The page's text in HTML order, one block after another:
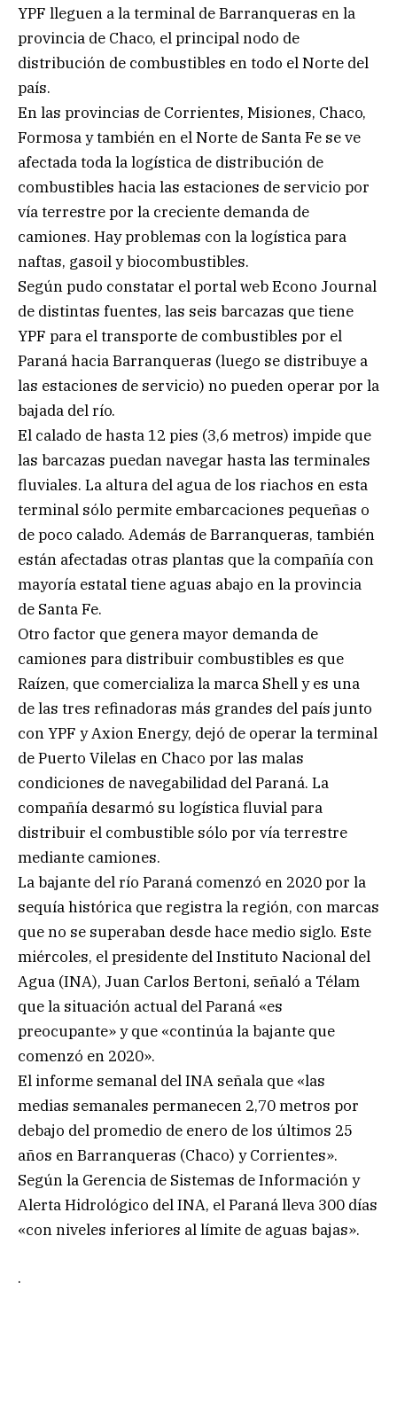
YPF lleguen a la terminal de Barranqueras en la
provincia de Chaco, el principal nodo de
distribución de combustibles en todo el Norte del
país.
En las provincias de Corrientes, Misiones, Chaco,
Formosa y también en el Norte de Santa Fe se ve
afectada toda la logística de distribución de
combustibles hacia las estaciones de servicio por
vía terrestre por la creciente demanda de
camiones. Hay problemas con la logística para
naftas, gasoil y biocombustibles.
Según pudo constatar el portal web Econo Journal
de distintas fuentes, las seis barcazas que tiene
YPF para el transporte de combustibles por el
Paraná hacia Barranqueras (luego se distribuye a
las estaciones de servicio) no pueden operar por la
bajada del río.
El calado de hasta 12 pies (3,6 metros) impide que
las barcazas puedan navegar hasta las terminales
fluviales. La altura del agua de los riachos en esta
terminal sólo permite embarcaciones pequeñas o
de poco calado. Además de Barranqueras, también
están afectadas otras plantas que la compañía con
mayoría estatal tiene aguas abajo en la provincia
de Santa Fe.
Otro factor que genera mayor demanda de
camiones para distribuir combustibles es que
Raízen, que comercializa la marca Shell y es una
de las tres refinadoras más grandes del país junto
con YPF y Axion Energy, dejó de operar la terminal
de Puerto Vilelas en Chaco por las malas
condiciones de navegabilidad del Paraná. La
compañía desarmó su logística fluvial para
distribuir el combustible sólo por vía terrestre
mediante camiones.
La bajante del río Paraná comenzó en 2020 por la
sequía histórica que registra la región, con marcas
que no se superaban desde hace medio siglo. Este
miércoles, el presidente del Instituto Nacional del
Agua (INA), Juan Carlos Bertoni, señaló a Télam
que la situación actual del Paraná «es
preocupante» y que «continúa la bajante que
comenzó en 2020».
El informe semanal del INA señala que «las
medias semanales permanecen 2,70 metros por
debajo del promedio de enero de los últimos 25
años en Barranqueras (Chaco) y Corrientes».
Según la Gerencia de Sistemas de Información y
Alerta Hidrológico del INA, el Paraná lleva 300 días
«con niveles inferiores al límite de aguas bajas».
.